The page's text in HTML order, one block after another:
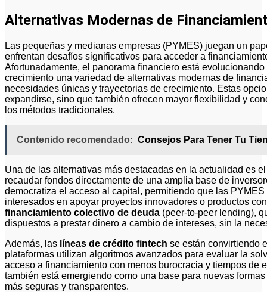
Alternativas Modernas de
Las pequeñas y medianas empresas (PYMES) juegan un
enfrentan desafíos significativos para acceder a
Afortunadamente, el panorama financiero está
crecimiento una variedad de alternativas modernas de
necesidades únicas y trayectorias de crecimiento. Estas
expandirse, sino que también ofrecen mayor flexibilidad y
los métodos tradicionales.
Contenido recomendado: Consejos Para Tener Tu
Una de las alternativas más destacadas en la actualidad es
recaudar fondos directamente de una amplia base de
democratiza el acceso al capital, permitiendo que las
interesados en apoyar proyectos innovadores o productos
financiamiento colectivo de deuda (peer-to-peer lending),
dispuestos a prestar dinero a cambio de intereses, sin la
Además, las líneas de crédito fintech se están convirtiendo
plataformas utilizan algoritmos avanzados para evaluar la
acceso a financiamiento con menos burocracia y tiempos de
también está emergiendo como una base para nuevas
más seguras y transparentes.